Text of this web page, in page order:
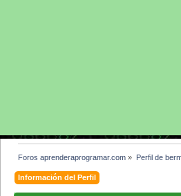
Foros aprenderaprogramar.com » Perfil de
Información del Perfil